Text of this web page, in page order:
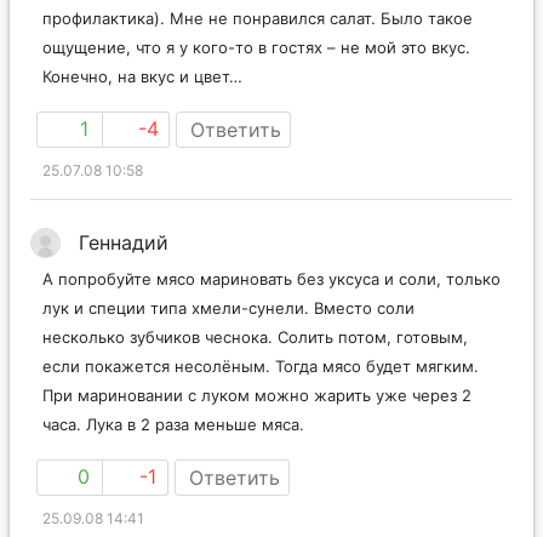
профилактика). Мне не понравился салат. Было такое
ощущение, что я у кого-то в гостях – не мой это вкус.
Конечно, на вкус и цвет…
1 -4 Ответить
25.07.08 10:58
Геннадий
А попробуйте мясо мариновать без уксуса и соли, только
лук и специи типа хмели-сунели. Вместо соли
несколько зубчиков чеснока. Солить потом, готовым,
если покажется несолёным. Тогда мясо будет мягким.
При мариновании с луком можно жарить уже через 2
часа. Лука в 2 раза меньше мяса.
0 -1 Ответить
25.09.08 14:41